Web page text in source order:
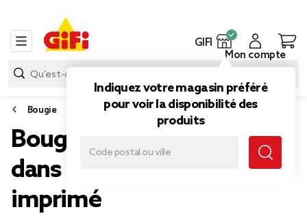
GIFI
Indiquez votre magasin préféré
pour voir la disponibilité des
produits
Mon compte
Bougie
Bougie parfumée orange
dans verre avec message
imprimé